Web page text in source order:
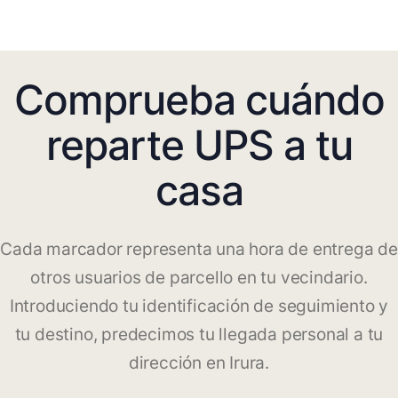
Comprueba cuándo
reparte UPS a tu
casa
Cada marcador representa una hora de entrega de
otros usuarios de parcello en tu vecindario.
Introduciendo tu identificación de seguimiento y
tu destino, predecimos tu llegada personal a tu
dirección en Irura.